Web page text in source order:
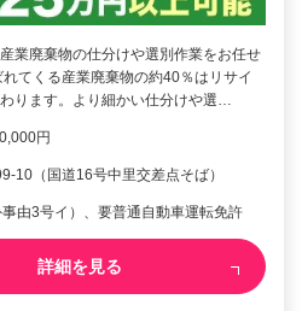
業廃棄物の仕分けや選別作業をお任せ
てくる産業廃棄物の約40％はリサイ
ります。より細かい仕分けや選…
円
10（国道16号中里交差点そば）
由3号イ）、要普通自動車運転免許
詳細を見る